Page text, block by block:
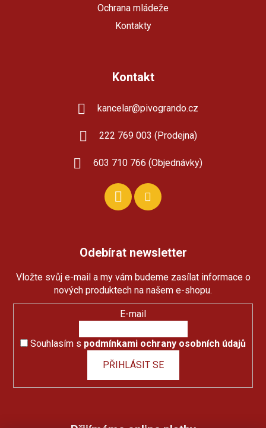
Ochrana mládeže
Kontakty
Kontakt
kancelar@pivogrando.cz
222 769 003 (Prodejna)
603 710 766 (Objednávky)
Odebírat newsletter
Vložte svůj e-mail a my vám budeme zasílat informace o
nových produktech na našem e-shopu.
E-mail
Souhlasím s podmínkami ochrany osobních údajů
PŘIHLÁSIT SE